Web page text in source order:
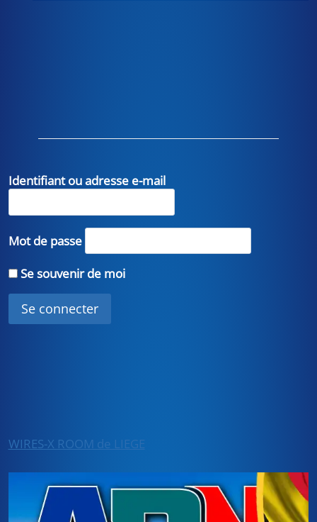
Identifiant ou adresse e-mail
Mot de passe
Se souvenir de moi
WIRES-X ROOM de LIEGE